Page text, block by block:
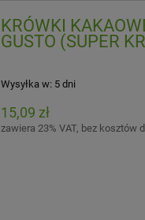
KRÓWKI
GUSTO (SUPER
Wysyłka w: 5 dni
15,09 zł
zawiera 23% VAT, bez kosztów